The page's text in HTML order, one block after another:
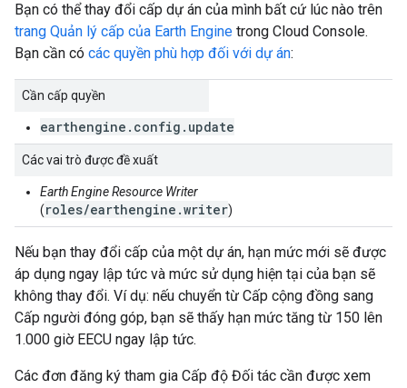
Bạn có thể thay đổi cấp dự án của mình bất cứ lúc nào trên
trang Quản lý cấp của Earth Engine trong Cloud Console.
Bạn cần có các quyền phù hợp đối với dự án:
Cần cấp quyền
earthengine.config.update
Các vai trò được đề xuất
Earth Engine Resource Writer
(roles/earthengine.writer)
Nếu bạn thay đổi cấp của một dự án, hạn mức mới sẽ được
áp dụng ngay lập tức và mức sử dụng hiện tại của bạn sẽ
không thay đổi. Ví dụ: nếu chuyển từ Cấp cộng đồng sang
Cấp người đóng góp, bạn sẽ thấy hạn mức tăng từ 150 lên
1.000 giờ EECU ngay lập tức.
Các đơn đăng ký tham gia Cấp độ Đối tác cần được xem